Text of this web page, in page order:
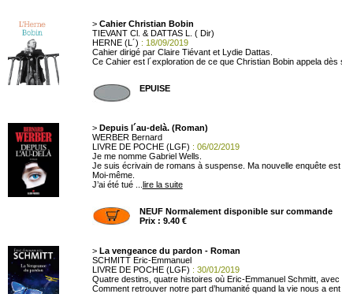
> Cahier Christian Bobin
TIEVANT Cl. & DATTAS L. ( Dir)
HERNE (L´) : 18/09/2019
Cahier dirigé par Claire Tiévant et Lydie Dattas.
Ce Cahier est l´exploration de ce que Christian Bobin appela
EPUISE
> Depuis l´au-delà. (Roman)
WERBER Bernard
LIVRE DE POCHE (LGF) : 06/02/2019
Je me nomme Gabriel Wells.
Je suis écrivain de romans à suspense. Ma nouvelle enquête
Moi-même.
J’ai été tué ... lire la suite
NEUF Normalement disponible sur commande
Prix : 9.40 €
> La vengeance du pardon - Roman
SCHMITT Eric-Emmanuel
LIVRE DE POCHE (LGF) : 30/01/2019
Quatre destins, quatre histoires où Eric-Emmanuel Schmitt,
Comment retrouver notre part d’humanité quand la vie nous a ent